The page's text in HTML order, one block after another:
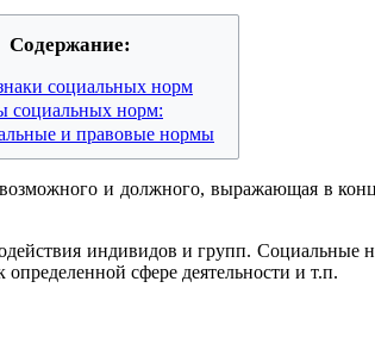
Содержание:
социальных норм
социальных норм:
и правовые нормы
и должного, выражающая в
индивидов и групп.
сфере деятельности и т.п.